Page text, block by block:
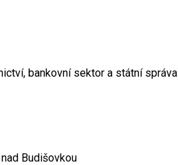
bankovní sektor a státní správa
Budišovkou